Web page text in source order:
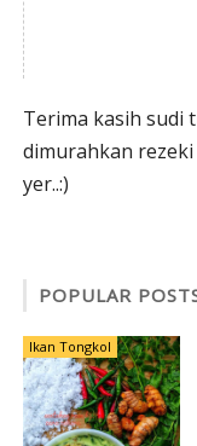
Terima kasih sudi
dimurahkan
yer..:)
POPULAR
Ikan Tongkol